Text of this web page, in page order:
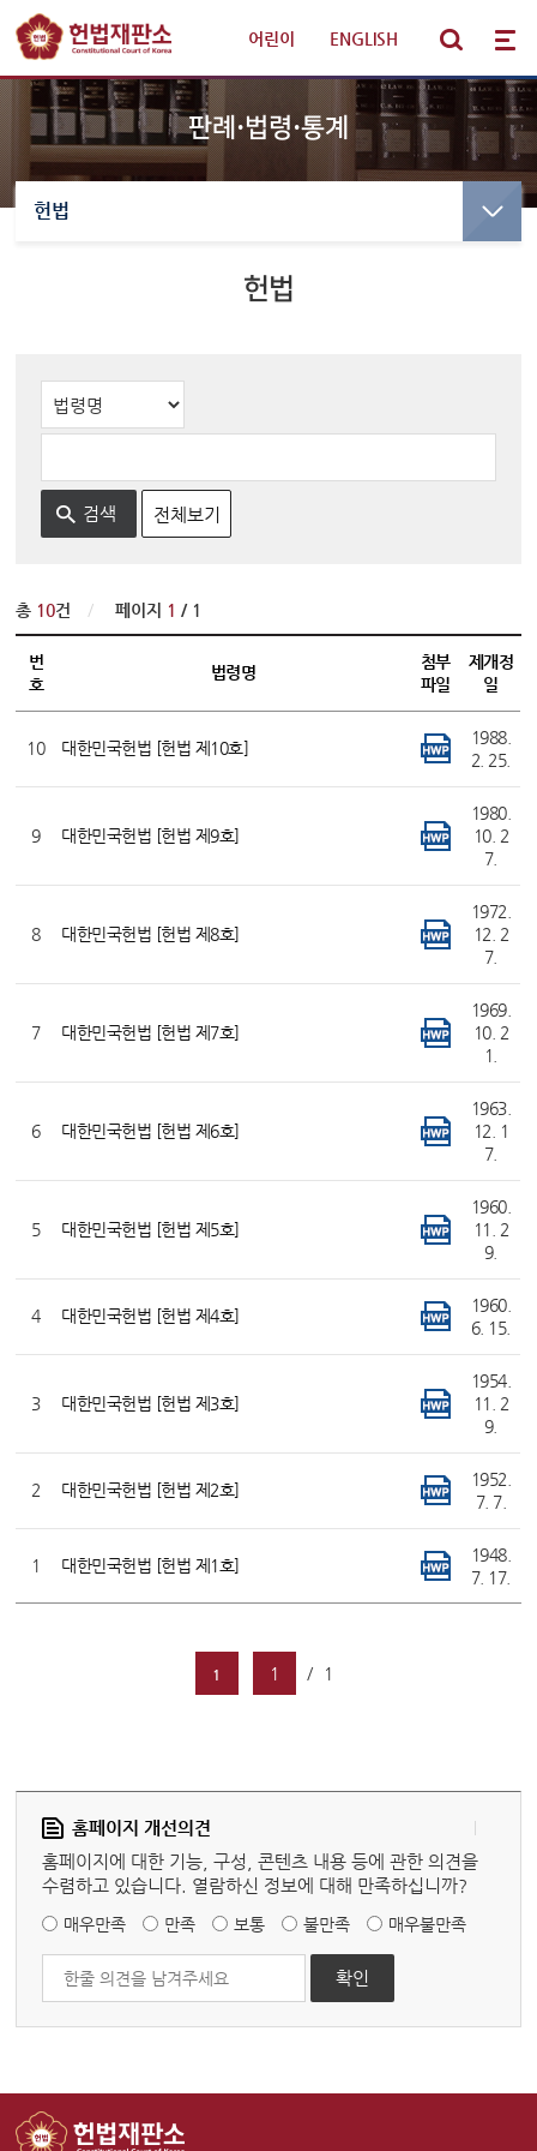
어린이 ENGLISH
선고·변론사건
만화로 보는 결정
변론사건
변론일정
예약하기
참여·소통
알림·소식
판례·법령·통계
헌법
헌법
전체보기
총 10건 / 페이지 1 / 1
번
호
법령명
첨부
파일
제개정
일
10 대한민국헌법 [헌법 제10호]
1988.
2. 25.
9 대한민국헌법 [헌법 제9호]
1980.
10. 2
7.
8 대한민국헌법 [헌법 제8호]
1972.
12. 2
7.
7 대한민국헌법 [헌법 제7호]
1969.
10. 2
1.
6 대한민국헌법 [헌법 제6호]
1963.
12. 1
7.
5 대한민국헌법 [헌법 제5호]
1960.
11. 2
9.
4 대한민국헌법 [헌법 제4호]
1960.
6. 15.
3 대한민국헌법 [헌법 제3호]
1954.
11. 2
9.
2 대한민국헌법 [헌법 제2호]
1952.
7. 7.
1 대한민국헌법 [헌법 제1호]
1948.
7. 17.
1 1 / 1
홈페이지 개선의견
홈페이지에 대한 기능, 구성, 콘텐츠 내용 등에 관한 의견을
수렴하고 있습니다. 열람하신 정보에 대해 만족하십니까?
매우만족 만족 보통 불만족 매우불만족